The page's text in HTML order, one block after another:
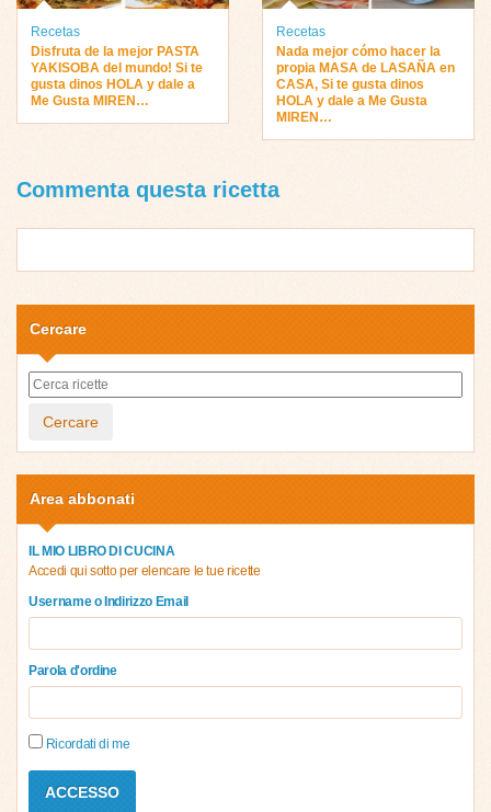
Recetas
Disfruta de la mejor PASTA
YAKISOBA del mundo! Si te
gusta dinos HOLA y dale a
Me Gusta MIREN…
Recetas
Nada mejor cómo hacer la
propia MASA de LASAÑA en
CASA, Si te gusta dinos
HOLA y dale a Me Gusta
MIREN…
Commenta questa ricetta
Cercare
Cercare
Area abbonati
IL MIO LIBRO DI CUCINA
Accedi qui sotto per elencare le tue ricette
Username o Indirizzo Email
Parola d'ordine
Ricordati di me